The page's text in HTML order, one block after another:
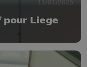
11/01/2025
Liege